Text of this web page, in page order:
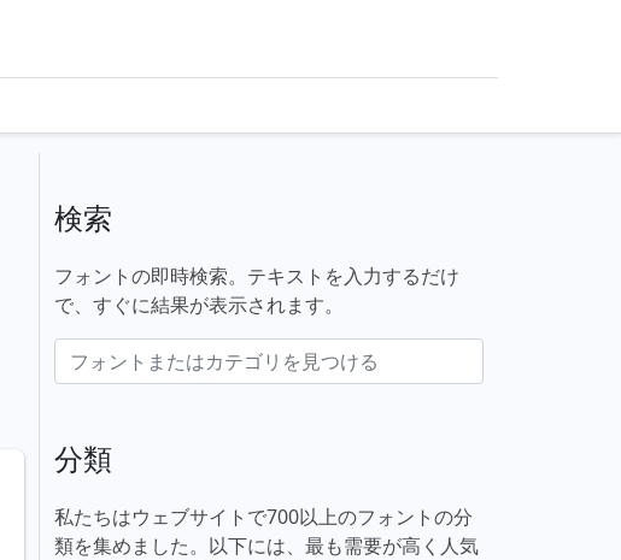
検索
フォントの即時検索。テキストを入力するだけ
で、すぐに結果が表示されます。
分類
私たちはウェブサイトで700以上のフォントの分
類を集めました。以下には、最も需要が高く人気